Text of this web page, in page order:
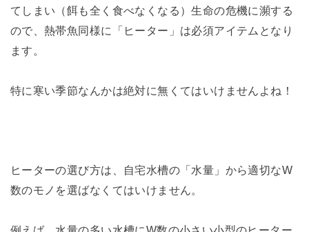
てしまい（餌も全く食べなくなる）生命の危機に瀕する
ので、熱帯魚同様に「ヒーター」は必須アイテムとなり
ます。
特に寒い季節なんかは絶対に無くてはいけませんよね！
ヒーターの選び方は、自宅水槽の「水量」から適切なW
数のモノを選ばなくてはいけません。